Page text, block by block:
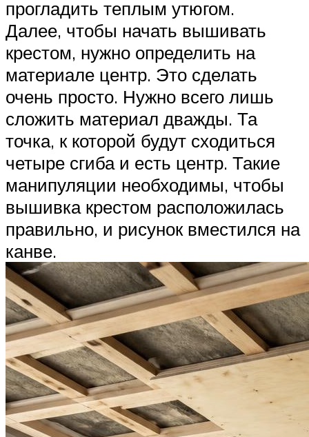
прогладить теплым утюгом.
Далее, чтобы начать вышивать
крестом, нужно определить на
материале центр. Это сделать
очень просто. Нужно всего лишь
сложить материал дважды. Та
точка, к которой будут сходиться
четыре сгиба и есть центр. Такие
манипуляции необходимы, чтобы
вышивка крестом расположилась
правильно, и рисунок вместился на
канве.